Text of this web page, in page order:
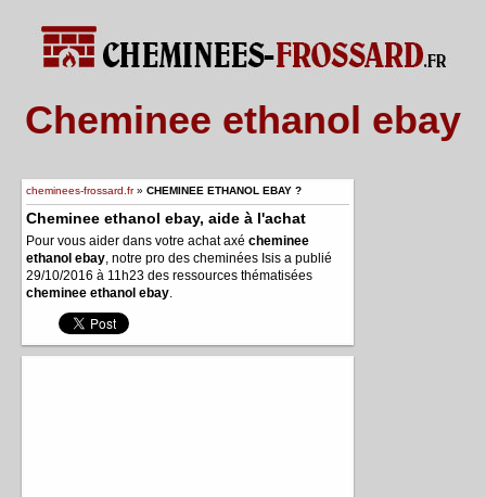
Cheminee ethanol ebay
cheminees-frossard.fr» CHEMINEE ETHANOL EBAY ?
Cheminee ethanol ebay, aide à l'achat
Pour vous aider dans votre achat axé cheminee
ethanol ebay, notre pro des cheminées Isis a publié
29/10/2016 à 11h23 des ressources thématisées
cheminee ethanol ebay.